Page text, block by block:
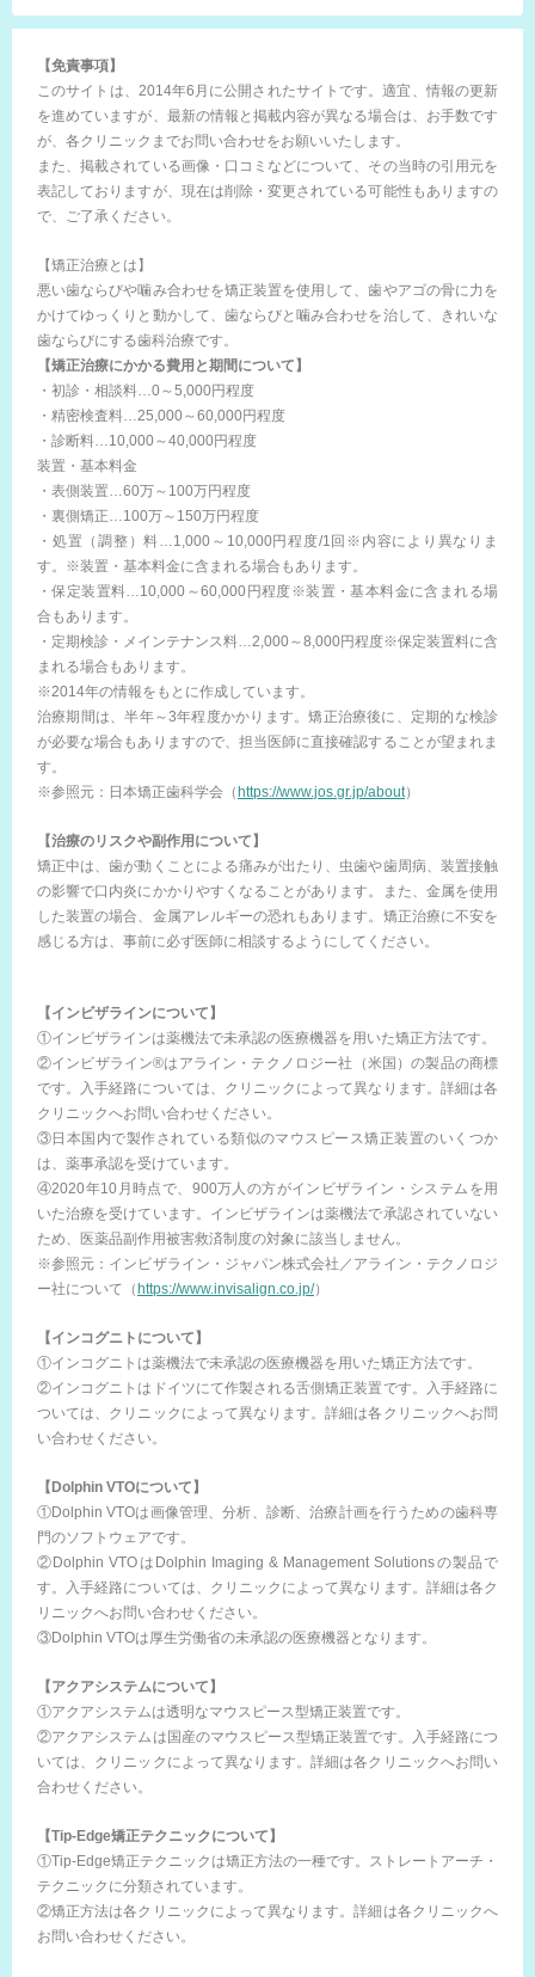
【免責事項】
このサイトは、2014年6月に公開されたサイトです。適宜、情報の更新
を進めていますが、最新の情報と掲載内容が異なる場合は、お手数です
が、各クリニックまでお問い合わせをお願いいたします。
また、掲載されている画像・口コミなどについて、その当時の引用元を
表記しておりますが、現在は削除・変更されている可能性もありますの
で、ご了承ください。
【矯正治療とは】
悪い歯ならびや噛み合わせを矯正装置を使用して、歯やアゴの骨に力を
かけてゆっくりと動かして、歯ならびと噛み合わせを治して、きれいな
歯ならびにする歯科治療です。
【矯正治療にかかる費用と期間について】
・初診・相談料…0～5,000円程度
・精密検査料…25,000～60,000円程度
・診断料…10,000～40,000円程度
装置・基本料金
・表側装置…60万～100万円程度
・裏側矯正…100万～150万円程度
・処置（調整）料…1,000～10,000円程度/1回※内容により異なりま
す。※装置・基本料金に含まれる場合もあります。
・保定装置料…10,000～60,000円程度※装置・基本料金に含まれる場
合もあります。
・定期検診・メインテナンス料…2,000～8,000円程度※保定装置料に含
まれる場合もあります。
※2014年の情報をもとに作成しています。
治療期間は、半年～3年程度かかります。矯正治療後に、定期的な検診
が必要な場合もありますので、担当医師に直接確認することが望まれま
す。
※参照元：日本矯正歯科学会（https://www.jos.gr.jp/about）
【治療のリスクや副作用について】
矯正中は、歯が動くことによる痛みが出たり、虫歯や歯周病、装置接触
の影響で口内炎にかかりやすくなることがあります。また、金属を使用
した装置の場合、金属アレルギーの恐れもあります。矯正治療に不安を
感じる方は、事前に必ず医師に相談するようにしてください。
【インビザラインについて】
①インビザラインは薬機法で未承認の医療機器を用いた矯正方法です。
②インビザライン®はアライン・テクノロジー社（米国）の製品の商標
です。入手経路については、クリニックによって異なります。詳細は各
クリニックへお問い合わせください。
③日本国内で製作されている類似のマウスピース矯正装置のいくつか
は、薬事承認を受けています。
④2020年10月時点で、900万人の方がインビザライン・システムを用
いた治療を受けています。インビザラインは薬機法で承認されていない
ため、医薬品副作用被害救済制度の対象に該当しません。
※参照元：インビザライン・ジャパン株式会社／アライン・テクノロジ
ー社について（https://www.invisalign.co.jp/）
【インコグニトについて】
①インコグニトは薬機法で未承認の医療機器を用いた矯正方法です。
②インコグニトはドイツにて作製される舌側矯正装置です。入手経路に
ついては、クリニックによって異なります。詳細は各クリニックへお問
い合わせください。
【Dolphin VTOについて】
①Dolphin VTOは画像管理、分析、診断、治療計画を行うための歯科専
門のソフトウェアです。
②Dolphin VTOはDolphin Imaging & Management Solutionsの製品で
す。入手経路については、クリニックによって異なります。詳細は各ク
リニックへお問い合わせください。
③Dolphin VTOは厚生労働省の未承認の医療機器となります。
【アクアシステムについて】
①アクアシステムは透明なマウスピース型矯正装置です。
②アクアシステムは国産のマウスピース型矯正装置です。入手経路につ
いては、クリニックによって異なります。詳細は各クリニックへお問い
合わせください。
【Tip-Edge矯正テクニックについて】
①Tip-Edge矯正テクニックは矯正方法の一種です。ストレートアーチ・
テクニックに分類されています。
②矯正方法は各クリニックによって異なります。詳細は各クリニックへ
お問い合わせください。